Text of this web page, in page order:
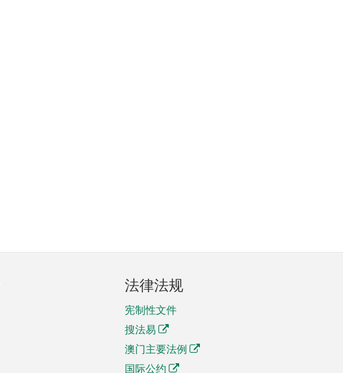
法律法规
宪制性文件
搜法易
澳门主要法例
国际公约